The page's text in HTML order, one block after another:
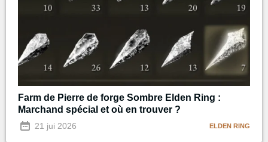
Farm de Pierre de forge Sombre Elden Ring :
Marchand spécial et où en trouver ?
21 jui 2026 ELDEN RING